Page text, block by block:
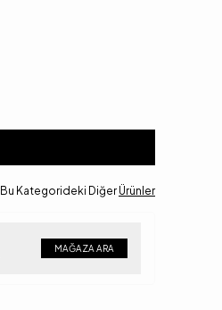
Bu Kategorideki Diğer Ürünler
MAĞAZA ARA